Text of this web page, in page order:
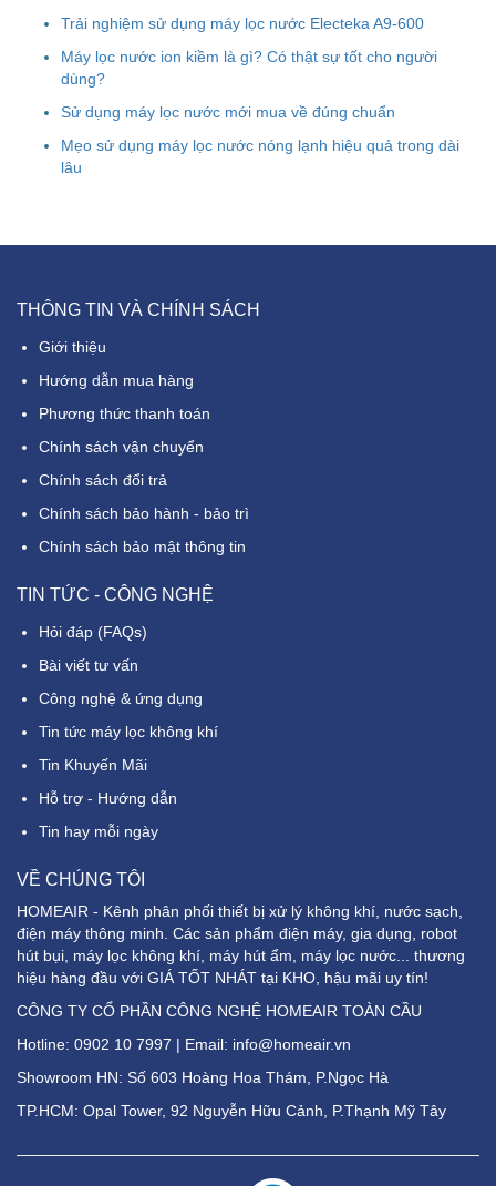
Trải nghiệm sử dụng máy lọc nước Electeka A9-600
Máy lọc nước ion kiềm là gì? Có thật sự tốt cho người
dùng?
Sử dụng máy lọc nước mới mua về đúng chuẩn
Mẹo sử dụng máy lọc nước nóng lạnh hiệu quả trong dài
lâu
THÔNG TIN VÀ CHÍNH SÁCH
Giới thiệu
Hướng dẫn mua hàng
Phương thức thanh toán
Chính sách vận chuyển
Chính sách đổi trả
Chính sách bảo hành - bảo trì
Chính sách bảo mật thông tin
TIN TỨC - CÔNG NGHỆ
Hỏi đáp (FAQs)
Bài viết tư vấn
Công nghệ & ứng dụng
Tin tức máy lọc không khí
Tin Khuyến Mãi
Hỗ trợ - Hướng dẫn
Tin hay mỗi ngày
VỀ CHÚNG TÔI
HOMEAIR - Kênh phân phối thiết bị xử lý không khí, nước sạch,
điện máy thông minh. Các sản phẩm điện máy, gia dụng, robot
hút bụi, máy lọc không khí, máy hút ẩm, máy lọc nước... thương
hiệu hàng đầu với GIÁ TỐT NHÁT tại KHO, hậu mãi uy tín!
CÔNG TY CỔ PHẦN CÔNG NGHỆ HOMEAIR TOÀN CẦU
Hotline: 0902 10 7997 | Email: info@homeair.vn
Showroom HN: Số 603 Hoàng Hoa Thám, P.Ngọc Hà
TP.HCM: Opal Tower, 92 Nguyễn Hữu Cảnh, P.Thạnh Mỹ Tây